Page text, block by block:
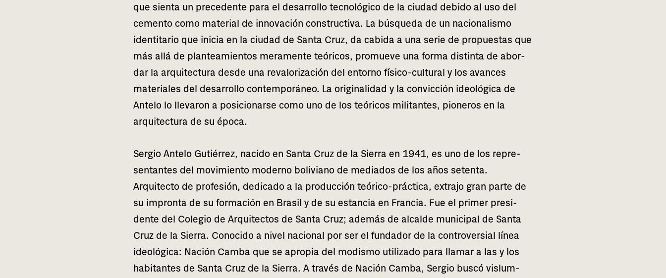
que sien­ta un pre­ce­den­te para el desa­rro­llo tec­no­ló­gi­co de la ciu­dad debi­do al uso del
cemen­to como mate­rial de inno­va­ción cons­truc­ti­va. La bús­que­da de un nacio­na­lis­mo
iden­ti­ta­rio que ini­cia en la ciu­dad de Santa Cruz, da cabi­da a una serie de pro­pues­tas que
más allá de plan­tea­mien­tos mera­men­te teó­ri­cos, pro­mue­ve una forma dis­tin­ta de abor­
dar la arqui­tec­tu­ra desde una reva­lo­ri­za­ción del entorno físi­co-cul­tu­ral y los avan­ces
mate­ria­les del desa­rro­llo con­tem­po­rá­neo. La ori­gi­na­li­dad y la con­vic­ción ideo­ló­gi­ca de
Antelo lo lle­va­ron a posi­cio­nar­se como uno de los teó­ri­cos mili­tan­tes, pio­ne­ros en la
arqui­tec­tu­ra de su época.
Sergio Antelo Gutiérrez, naci­do en Santa Cruz de la Sierra en 1941, es uno de los repre­
sen­tan­tes del movi­mien­to moderno boli­viano de media­dos de los años seten­ta.
Arquitecto de pro­fe­sión, dedi­ca­do a la pro­duc­ción teó­ri­co-prác­ti­ca, extra­jo gran parte de
su impron­ta de su for­ma­ción en Brasil y de su estan­cia en Francia. Fue el pri­mer pre­si­
den­te del Colegio de Arquitectos de Santa Cruz; ade­más de alcal­de muni­ci­pal de Santa
Cruz de la Sierra. Conocido a nivel nacio­nal por ser el fun­da­dor de la con­tro­ver­sial línea
ideo­ló­gi­ca: Nación Camba que se apro­pia del modis­mo uti­li­za­do para lla­mar a las y los
habi­tan­tes de Santa Cruz de la Sierra. A tra­vés de Nación Camba, Sergio buscó vis­lum­